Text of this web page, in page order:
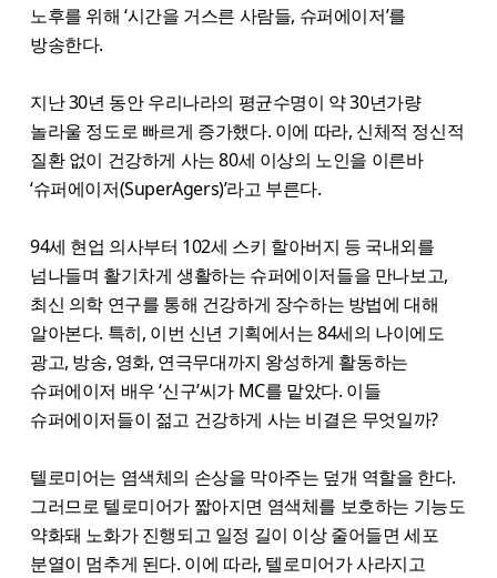
노후를 위해 ‘시간을 거스른 사람들, 슈퍼에이저’를
방송한다.
지난 30년 동안 우리나라의 평균수명이 약 30년가량
놀라울 정도로 빠르게 증가했다. 이에 따라, 신체적 정신적
질환 없이 건강하게 사는 80세 이상의 노인을 이른바
‘슈퍼에이저(SuperAgers)’라고 부른다.
94세 현업 의사부터 102세 스키 할아버지 등 국내외를
넘나들며 활기차게 생활하는 슈퍼에이저들을 만나보고,
최신 의학 연구를 통해 건강하게 장수하는 방법에 대해
알아본다. 특히, 이번 신년 기획에서는 84세의 나이에도
광고, 방송, 영화, 연극무대까지 왕성하게 활동하는
슈퍼에이저 배우 ‘신구’씨가 MC를 맡았다. 이들
슈퍼에이저들이 젊고 건강하게 사는 비결은 무엇일까?
텔로미어는 염색체의 손상을 막아주는 덮개 역할을 한다.
그러므로 텔로미어가 짧아지면 염색체를 보호하는 기능도
약화돼 노화가 진행되고 일정 길이 이상 줄어들면 세포
분열이 멈추게 된다. 이에 따라, 텔로미어가 사라지고